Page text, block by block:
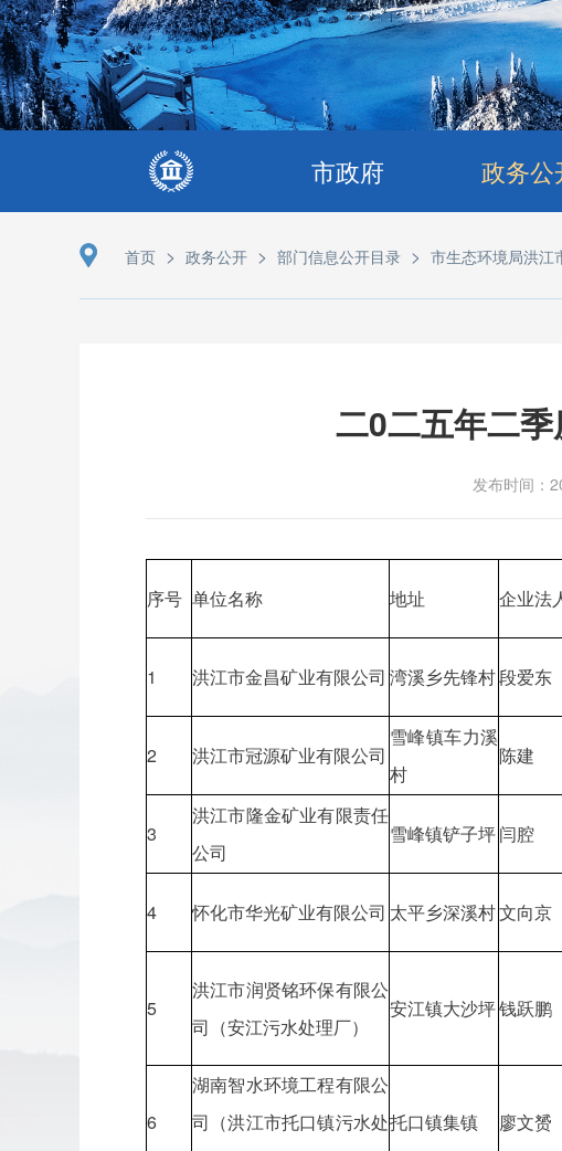
市政府 政务公
首页 > 政务公开 > 部门信息公开目录 > 市生态环境局洪江
二0二五年二
发布时间：
序号 单位名称 地址 企业法
1 洪江市金昌矿业有限公司 湾溪乡先锋村段爱东
2 洪江市冠源矿业有限公司
雪峰镇车力溪
村
陈建
3
洪江市隆金矿业有限责任
公司
雪峰镇铲子坪闫腔
4 怀化市华光矿业有限公司 太平乡深溪村文向京
5
洪江市润贤铭环保有限公
司（安江污水处理厂）
安江镇大沙坪钱跃鹏
6
湖南智水环境工程有限公
司（洪江市托口镇污水处托口镇集镇 廖文赟